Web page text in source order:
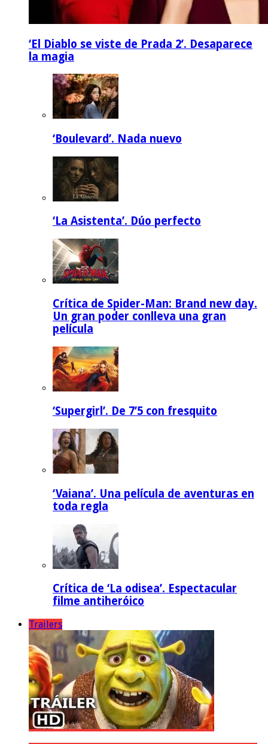
‘El Diablo se viste de Prada 2’. Desaparece
la magia
‘Boulevard’. Nada nuevo
‘La Asistenta’. Dúo perfecto
Crítica de Spider-Man: Brand new day.
Un gran poder conlleva una gran
película
‘Supergirl’. De 7’5 con fresquito
‘Vaiana’. Una película de aventuras en
toda regla
Crítica de ‘La odisea’. Espectacular
filme antiheróico
Trailers